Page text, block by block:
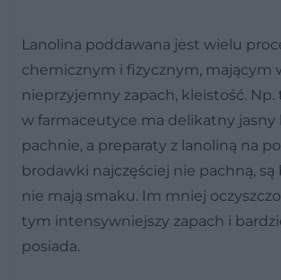
Lanolina poddawana jest wielu
chemicznym i fizycznym, mającym
nieprzyjemny zapach, kleistość. Np.
w farmaceutyce ma delikatny jasny
pachnie, a preparaty z lanoliną na
brodawki najczęściej nie pachną, są
nie mają smaku. Im mniej
tym intensywniejszy zapach i
posiada.